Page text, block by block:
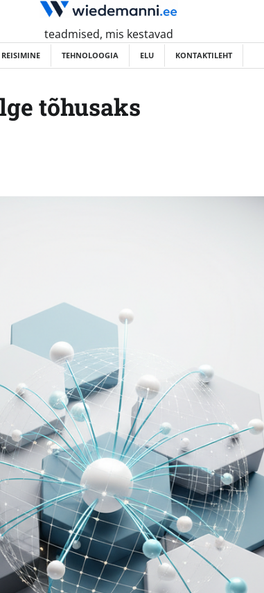
teadmised, mis kestavad
REISIMINE TEHNOLOOGIA ELU KONTAKTILEHT
tõhusaks